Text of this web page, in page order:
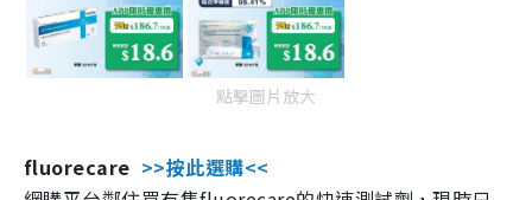
點擊圖片放大
fluorecare >>按此選購<<